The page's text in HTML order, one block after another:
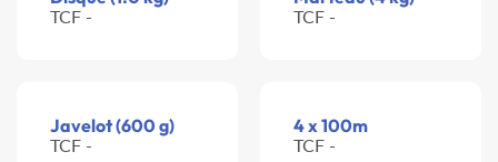
TCF - TCF -
Javelot (600 g)
TCF -
4 x 100m
TCF -